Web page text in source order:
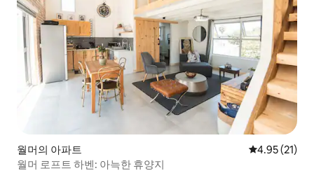
월머의 아파트 평점 4.95점
4.95 (21)
월머 로프트 하벤: 아늑한 휴양지